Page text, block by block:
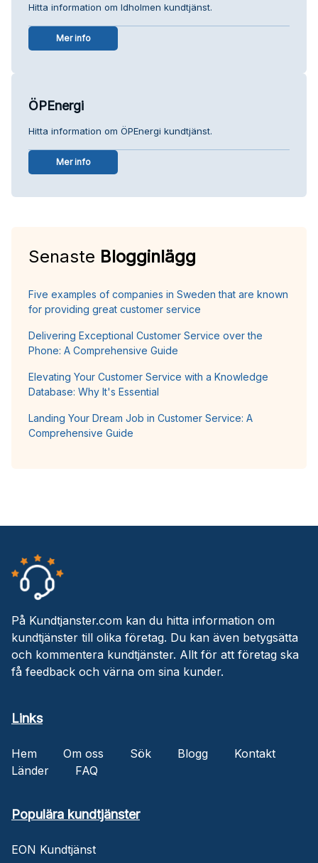
Hitta information om Idholmen kundtjänst.
Mer info
ÖPEnergi
Hitta information om ÖPEnergi kundtjänst.
Mer info
Senaste Blogginlägg
Five examples of companies in Sweden that are known
for providing great customer service
Delivering Exceptional Customer Service over the
Phone: A Comprehensive Guide
Elevating Your Customer Service with a Knowledge
Database: Why It's Essential
Landing Your Dream Job in Customer Service: A
Comprehensive Guide
På Kundtjanster.com kan du hitta information om
kundtjänster till olika företag. Du kan även betygsätta
och kommentera kundtjänster. Allt för att företag ska
få feedback och värna om sina kunder.
Links
Hem Om oss Sök Blogg
Kontakt
Länder
FAQ
Populära kundtjänster
EON Kundtjänst